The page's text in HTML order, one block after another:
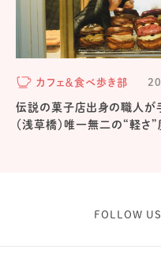
カフェ＆食べ歩き部
伝説の菓子店出身の職人
（浅草橋）唯一無二の“軽さ
FOLLOW US